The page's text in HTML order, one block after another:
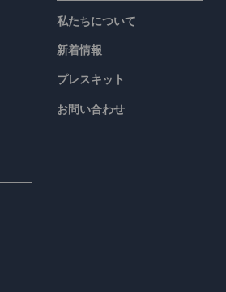
私たちについて
新着情報
プレスキット
お問い合わせ